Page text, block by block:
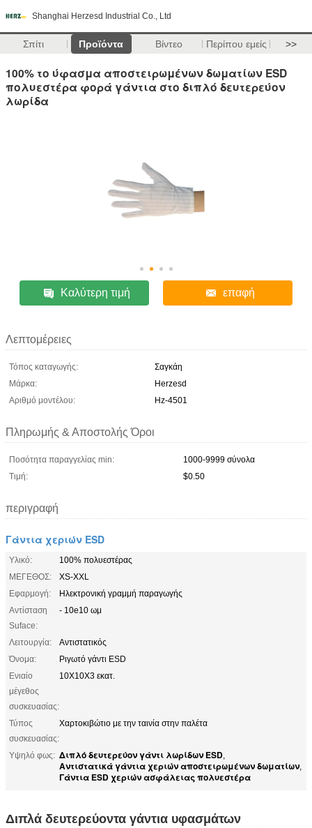
Shanghai Herzesd Industrial Co., Ltd
Σπίτι Προϊόντα Βίντεο Περίπου εμείς >>
100% το ύφασμα αποστειρωμένων δωματίων ESD
πολυεστέρα φορά γάντια στο διπλό δευτερεύον
λωρίδα
Καλύτερη τιμή επαφή
Λεπτομέρειες
Τόπος καταγωγής:
Σαγκάη
Μάρκα:
Herzesd
Αριθμό μοντέλου:
Hz-4501
Πληρωμής & Αποστολής Όροι
Ποσότητα παραγγελίας min:
1000-9999 σύνολα
Τιμή:
$0.50
περιγραφή
Γάντια χεριών ESD
Υλικό:
100% πολυεστέρας
ΜΕΓΕΘΟΣ:
XS-XXL
Εφαρμογή:
Ηλεκτρονική γραμμή παραγωγής
Αντίσταση
Suface:
- 10e10 ωμ
Λειτουργία:
Αντιστατικός
Όνομα:
Ριγωτό γάντι ESD
Ενιαίο
μέγεθος
συσκευασίας:
10X10X3 εκατ.
Τύπος
συσκευασίας:
Χαρτοκιβώτιο με την ταινία στην παλέτα
Υψηλό φως: Διπλό δευτερεύον γάντι λωρίδων ESD,
Αντιστατικά γάντια χεριών αποστειρωμένων δωματίων,
Γάντια ESD χεριών ασφάλειας πολυεστέρα
Διπλά δευτερεύοντα γάντια υφασμάτων